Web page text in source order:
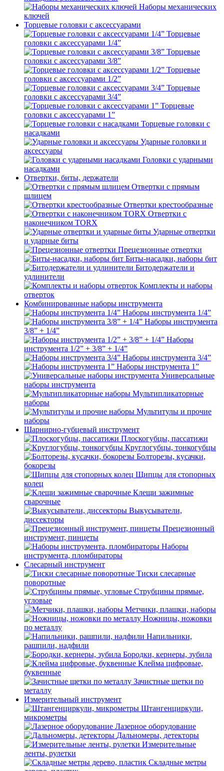
Наборы механических
ключей
Торцевые головки с аксессуарами
Торцевые
головки с аксессуарами 1/4”
Торцевые
головки с аксессуарами 3/8”
Торцевые
головки с аксессуарами 1/2”
Торцевые
головки с аксессуарами 3/4”
Торцевые
головки с аксессуарами 1”
Торцевые головки с
насадками
Ударные головки и
аксессуары
Головки с ударными
насадками
Отвертки, биты, держатели
Отвертки с прямым
шлицем
Отвертки крестообразные
Отвертки с
наконечником TORX
Ударные отвертки
и ударные биты
Прецезионные отвертки
Биты-насадки, наборы бит
Битодержатели и
удлинители
Комплекты и наборы
отверток
Комбинированные наборы инструмента
Наборы инструмента 1/4”
Наборы инструмента
3/8” + 1/4”
Наборы
инструмента 1/2” + 3/8” + 1/4”
Наборы инструмента 3/4”
Наборы инструмента 1”
Универсальные
наборы инструмента
Мультипликаторные
наборы
Мультитулы и прочие
наборы
Шарнирно-губцевый инструмент
Плоскогубцы, пассатижи
Круглогубцы, тонкогубцы
Болторезы, кусачки,
бокорезы
Щипцы для стопорных
колец
Клещи зажимные
сварочные
Выкусыватели,
диссекторы
Прецезионный
инструмент, пинцеты
Наборы
инструмента, пломбираторы
Слесарный инструмент
Тиски слесарные
поворотные
Струбцины прямые,
угловые
Метчики, плашки, наборы
Ножницы, ножовки
по металлу
Напильники,
рашпили, надфили
Бородки, кернеры, зубила
Клейма цифровые,
буквенные
Зачистные щетки по
металлу
Измерительный инструмент
Штангенциркули,
микрометры
Лазерное оборудование
Дальномеры, детекторы
Измерительные
ленты, рулетки
Складные метры